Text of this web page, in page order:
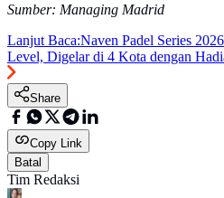
Sumber: Managing Madrid
Lanjut Baca:Naven Padel Series
Level, Digelar di 4 Kota dengan
Share
Copy Link
Batal
Tim Redaksi